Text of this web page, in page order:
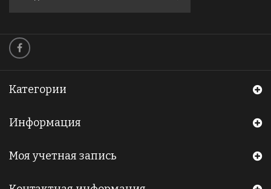
Категории
Информация
Моя учетная запись